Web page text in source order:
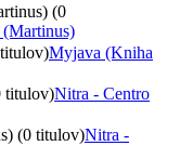
(0
Myjava (Kniha
titulov)Nitra - Centro
(0 titulov)Nitra -